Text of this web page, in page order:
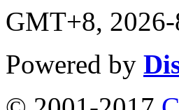
GMT+8,
Powered by